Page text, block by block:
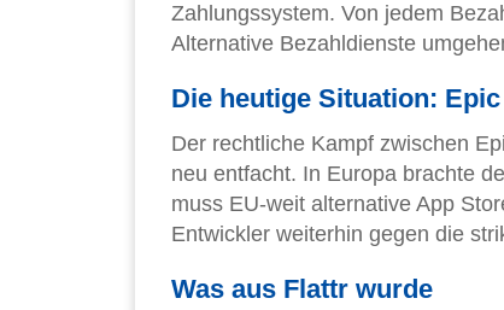
Zahlungssystem. Von jedem
Alternative Bezahldienste
Die heutige Situation:
Der rechtliche Kampf zwischen
neu entfacht. In Europa brachte
muss EU-weit alternative App
Entwickler weiterhin gegen die
Was aus Flattr wurde